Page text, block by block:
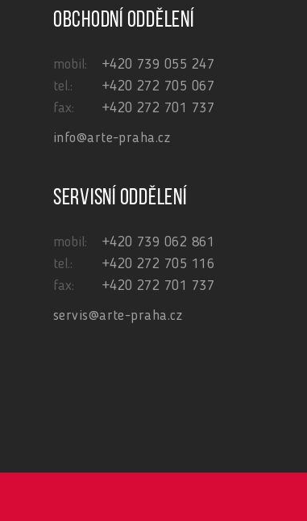
Obchodní oddělení
mobil:
+420 739 055 247
tel.:
+420 272 705 067
fax:
+420 272 701 737
info@arte-praha.cz
Servisní oddělení
mobil:
+420 739 062 861
tel.:
+420 272 705 116
fax:
+420 272 701 737
servis@arte-praha.cz